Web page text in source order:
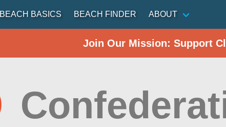
BEACH BASICS BEACH FINDER ABOUT
Join Our Mission: Support